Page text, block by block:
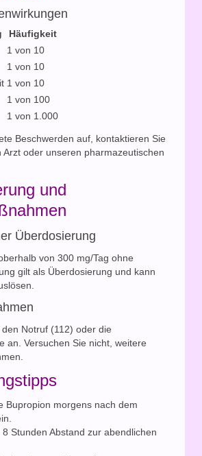
Häufigkeit
1 von 10
1 von 10
1 von 10
1 von 100
1 von 1.000
Beschwerden auf, kontaktieren Sie
Arzt oder unseren pharmazeutischen
und
Überdosierung
von 300 mg/Tag ohne
gilt als Überdosierung und kann
Notruf (112) oder die
an. Versuchen Sie nicht, weitere
Bupropion morgens nach dem
8 Stunden Abstand zur abendlichen